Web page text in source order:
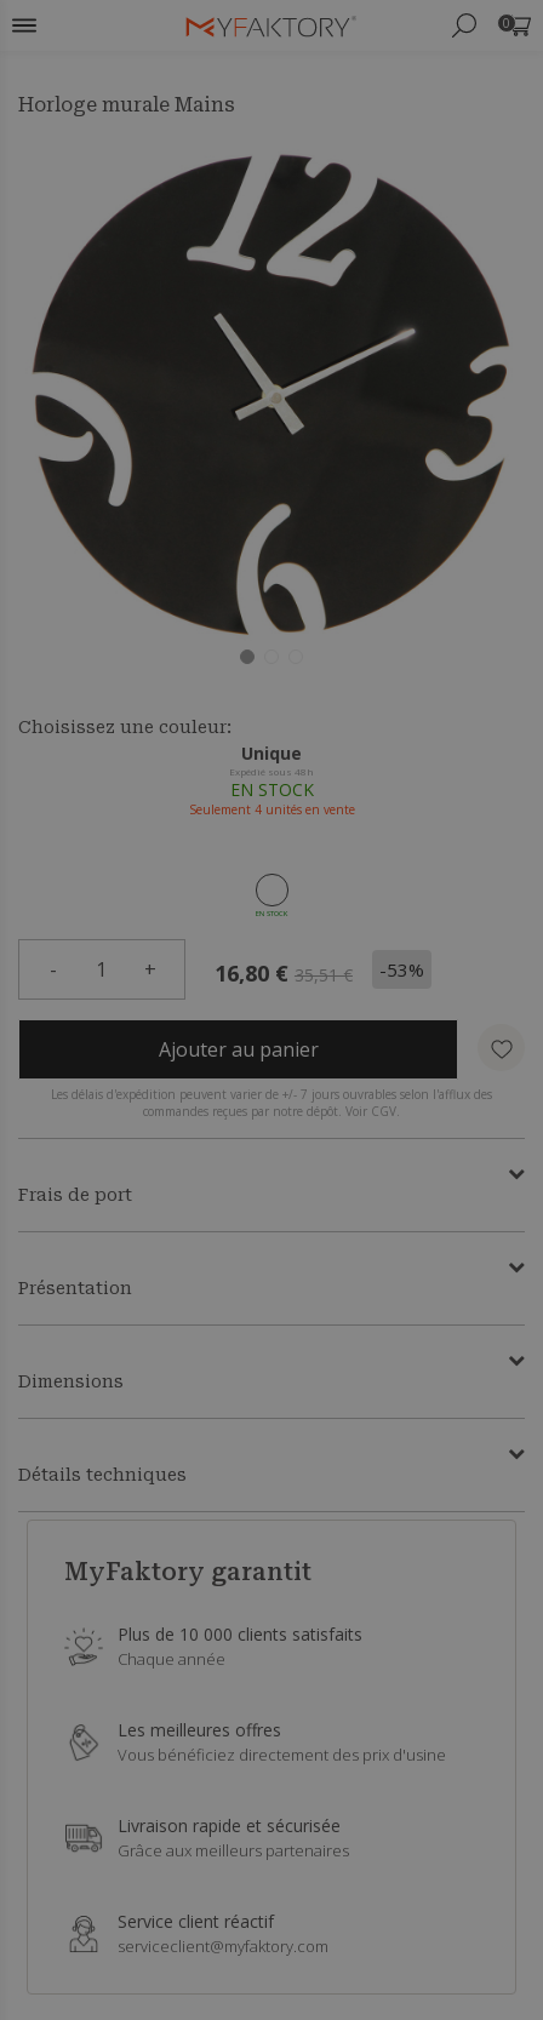
0
Horloge murale Mains
Choisissez une couleur:
Unique
Expédié sous 48h
EN STOCK
Seulement 4unités en vente
EN STOCK
- 1 + 16,80 € 35,51 € -53%
Ajouter au panier
Les délais d'expédition peuvent varier de +/- 7 jours ouvrables selon l'afflux des
commandes reçues par notre dépôt. Voir CGV.
Frais de port
Présentation
Dimensions
Détails techniques
MyFaktory garantit
Plus de 10 000 clients satisfaits
Chaque année
Les meilleures offres
Vous bénéficiez directement des prix d'usine
Livraison rapide et sécurisée
Grâce aux meilleurs partenaires
Service client réactif
serviceclient@myfaktory.com